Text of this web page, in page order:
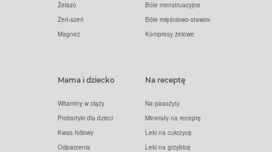
Żelazo
Żeń-szeń
Magnez
Bóle menstruacyjne
Bóle mięśniowo-stawowe
Kompresy żelowe
Mama i dziecko
Witaminy w ciąży
Probiotyki dla dzieci
Kwas foliowy
Odparzenia
Na receptę
Na pasożyty
Minerały na receptę
Leki na cukrzycę
Leki na grzybicę